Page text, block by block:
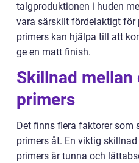
talgproduktionen i huden
vara särskilt fördelaktigt för
primers kan hjälpa till att
ge en matt finish.
Skillnad mellan
primers
Det finns flera faktorer som
primers åt. En viktig
primers är tunna och